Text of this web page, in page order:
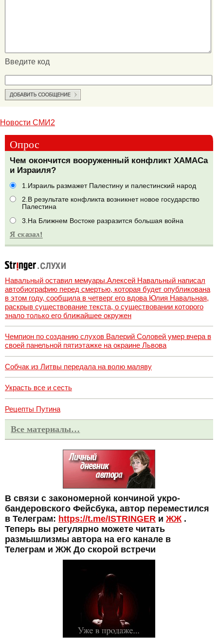
Введите код
Новости СМИ2
Опрос
Чем окончится вооруженный конфликт ХАМАСа
и Израиля?
1.Израиль размажет Палестину и палестинский народ
2.В результате конфликта возникнет новое государство
Палестина
3.На Ближнем Востоке разразится большая война
Навальный оставил мемуары.Алексей Навальный написал
автобиографию перед смертью, которая будет опубликована
в этом году, сообщила в четверг его вдова Юлия Навальная,
раскрыв существование текста, о существовании которого
знало только его ближайшее окружен
Чемпион по созданию слухов Валерий Соловей умер вчера в
своей панельной пятиэтажке на окраине Львова
Собчак из Литвы передала на волю маляву
Украсть все и сесть
Рецепты Путина
Все материалы…
В связи с закономерной кончиной укро-
бандеровского Фейсбука, автор переместился
в Телеграм: https://t.me/ISTRINGER и ЖЖ.
Теперь вы регулярно можете читать
размышлизмы автора на его канале в
Телеграм и ЖЖ До скорой встречи